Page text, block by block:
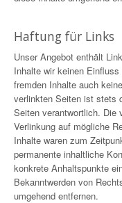
Haftung für Links
Unser Angebot enthält
Inhalte wir keinen
fremden Inhalte auch
verlinkten Seiten ist stets
Seiten verantwortlich. Die
Verlinkung auf mögliche
Inhalte waren zum
permanente inhaltliche
konkrete Anhaltspunkte
Bekanntwerden von
umgehend entfernen.